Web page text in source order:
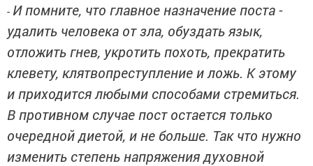
- И помните, что главное назначение поста -
удалить человека от зла, обуздать язык,
отложить гнев, укротить похоть, прекратить
клевету, клятвопреступление и ложь. К этому
и приходится любыми способами стремиться.
В противном случае пост остается только
очередной диетой, и не больше. Так что нужно
изменить степень напряжения духовной